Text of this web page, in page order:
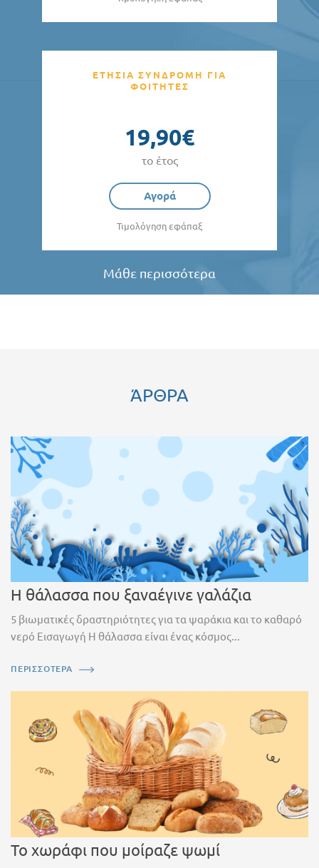
ΕΤΗΣΙΑ ΣΥΝΔΡΟΜΗ ΓΙΑ
ΦΟΙΤΗΤΕΣ
19,90€
το έτος
Αγορά
Τιμολόγηση εφάπαξ
Μάθε περισσότερα
ΆΡΘΡΑ
Η θάλασσα που ξαναέγινε γαλάζια
5 βιωματικές δραστηριότητες για τα ψαράκια και το καθαρό
νερό Εισαγωγή Η θάλασσα είναι ένας κόσμος...
ΠΕΡΙΣΣΟΤΕΡΑ
Το χωράφι που μοίραζε ψωμί